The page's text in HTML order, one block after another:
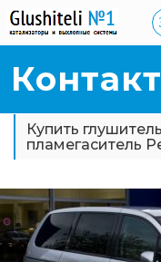
Купить
пламегаситель